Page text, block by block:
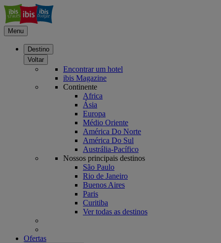
Menu
Destino
Voltar
Encontrar um hotel
ibis Magazine
Continente
Africa
Ásia
Europa
Médio Oriente
América Do Norte
América Do Sul
Austrália-Pacífico
Nossos principais destinos
São Paulo
Rio de Janeiro
Buenos Aires
Paris
Curitiba
Ver todas as destinos
Ofertas